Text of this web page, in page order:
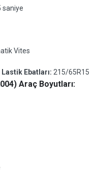
saniye
Vites
Lastik Ebatları: 215/65R15
Araç Boyutları: